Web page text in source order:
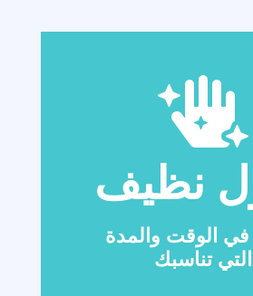
نظيف
الوقت والمدة
التي تناسبك